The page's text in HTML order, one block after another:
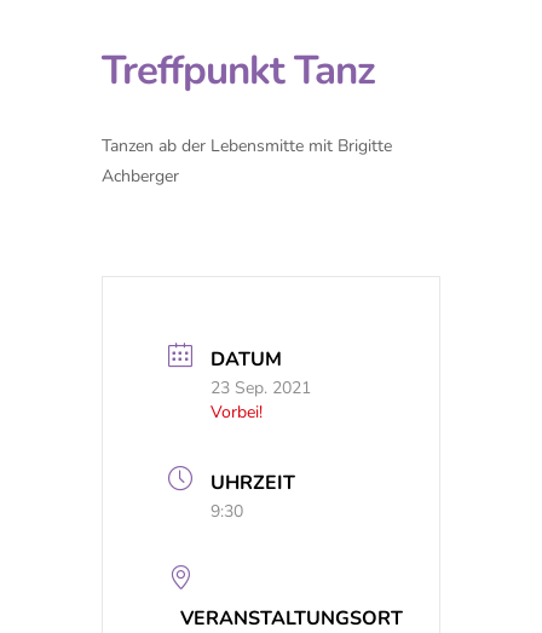
Treffpunkt Tanz
Tanzen ab der Lebensmitte mit Brigitte
Achberger
DATUM
23 Sep. 2021
Vorbei!
UHRZEIT
9:30
VERANSTALTUNGSORT